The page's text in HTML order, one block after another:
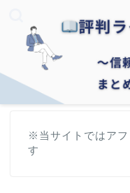
※当サイトではアフ
す